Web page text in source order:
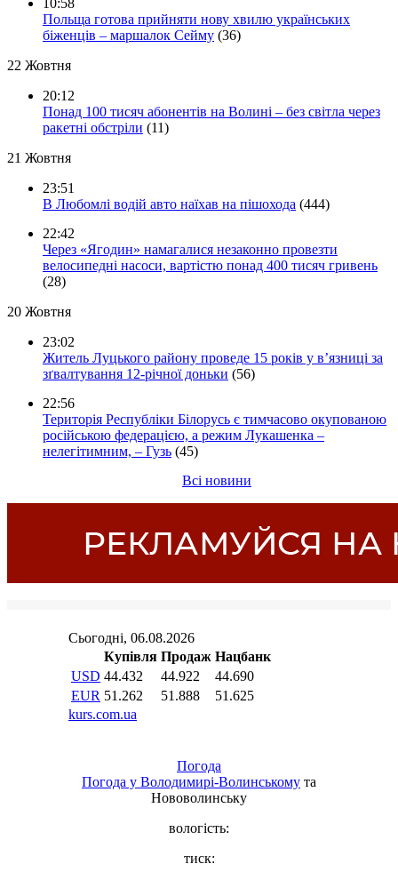
10:58
Польща готова прийняти нову хвилю українських
біженців – маршалок Сейму (36)
22 Жовтня
20:12
Понад 100 тисяч абонентів на Волині – без світла через
ракетні обстріли (11)
21 Жовтня
23:51
В Любомлі водій авто наїхав на пішохода (444)
22:42
Через «Ягодин» намагалися незаконно провезти
велосипедні насоси, вартістю понад 400 тисяч гривень
(28)
20 Жовтня
23:02
Житель Луцького району проведе 15 років у в’язниці за
зґвалтування 12-річної доньки (56)
22:56
Територія Республіки Білорусь є тимчасово окупованою
російською федерацією, а режим Лукашенка –
нелегітимним, – Гузь (45)
Всі новини
Погода
Погода у Володимирі-Волинському та
Нововолинську
вологість:
тиск: